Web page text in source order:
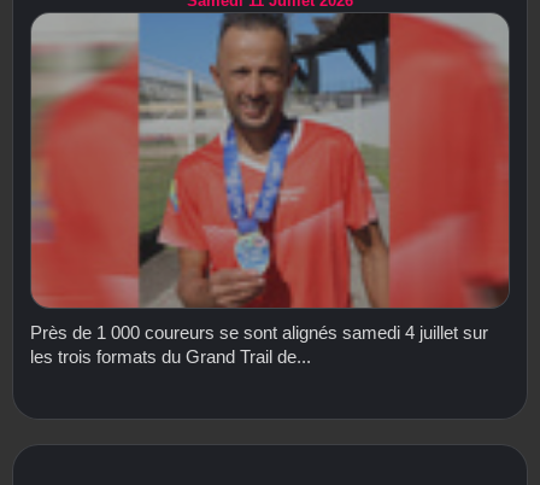
Près de 1 000 coureurs se sont alignés samedi 4 juillet sur
les trois formats du Grand Trail de...